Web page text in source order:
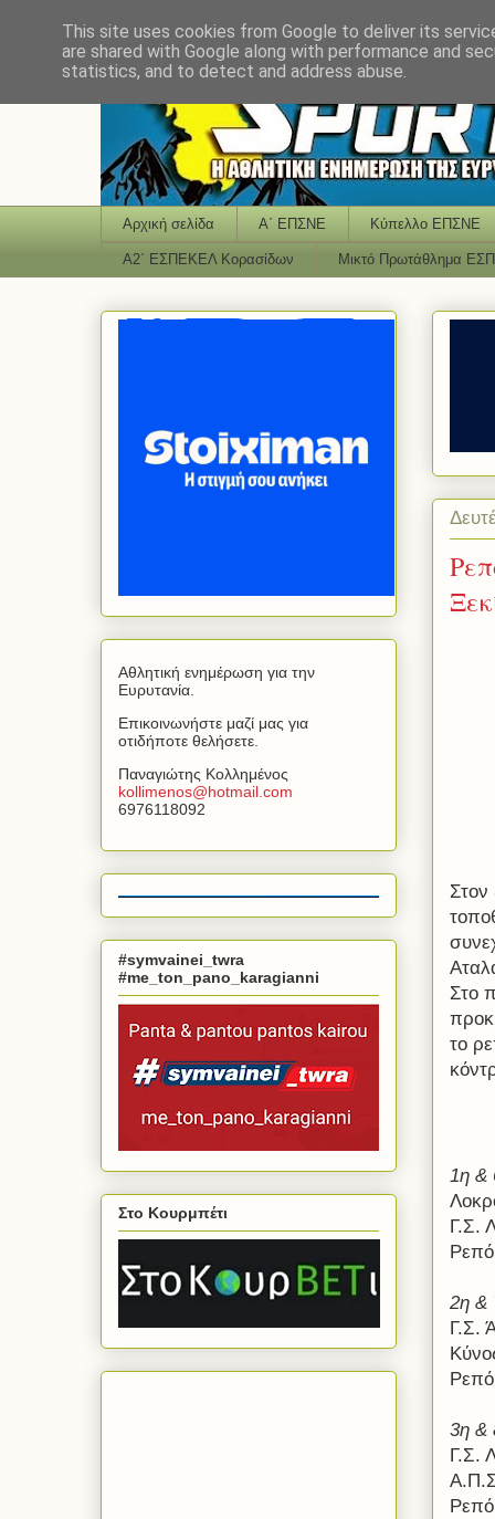
Αρχική σελίδα Α΄ ΕΠΣΝΕ Κύπελλο ΕΠΣΝΕ
Α2΄ ΕΣΠΕΚΕΛ Κορασίδων Μικτό Πρωτάθλημα
Στο
το
1η &
Γ.Σ.
2η &
Γ.Σ.
3η &
Γ.Σ.
Αθλητική ενημέρωση για την
Ευρυτανία.
Επικοινωνήστε μαζί μας για
οτιδήποτε θελήσετε.
Παναγιώτης Κολλημένος
kollimenos@hotmail com
6976118092
#symvainei_twra
#me_ton_pano_karagianni
Στο Κουρμπέτι
This site uses cookies from Google to deliver its
are shared with Google along with performance and
statistics, and to detect and address abuse.